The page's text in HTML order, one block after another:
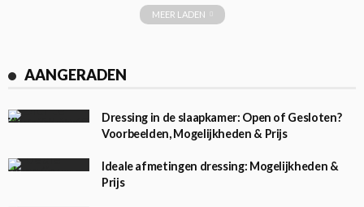
MEER LADEN
AANGERADEN
Dressing in de slaapkamer: Open of Gesloten?
Voorbeelden, Mogelijkheden & Prijs
Ideale afmetingen dressing: Mogelijkheden &
Prijs